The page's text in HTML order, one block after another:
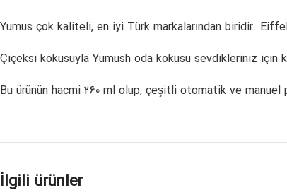
Yumus çok kaliteli, en iyi Türk markalarından biridir.
Çiçeksi kokusuyla Yumush oda kokusu sevdikleriniz için
Bu ürünün hacmi 260 ml olup, çeşitli otomatik ve
İlgili ürünler